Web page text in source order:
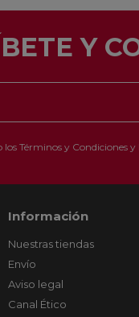
Y
los Términos y Condicionesy
Información
Nuestras tiendas
Envío
Aviso legal
Canal Ético